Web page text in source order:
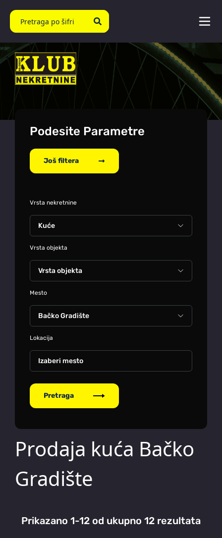
Podesite Parametre
Još filtera
Vrsta nekretnine
Vrsta objekta
Mesto
Lokacija
Izaberi mesto
Pretraga
Prodaja kuća Bačko
Gradište
Prikazano 1-12 od ukupno 12 rezultata